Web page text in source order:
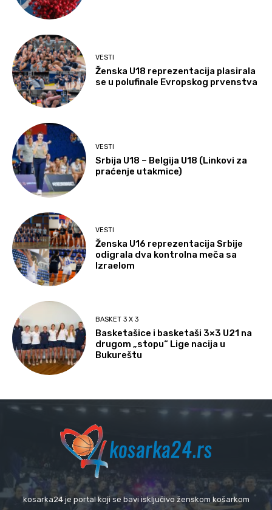
VESTI
Ženska U18 reprezentacija plasirala
se u polufinale Evropskog prvenstva
VESTI
Srbija U18 – Belgija U18 (Linkovi za
praćenje utakmice)
VESTI
Ženska U16 reprezentacija Srbije
odigrala dva kontrolna meča sa
Izraelom
BASKET 3 X 3
Basketašice i basketaši 3×3 U21 na
drugom „stopu“ Lige nacija u
Bukureštu
kosarka24 je portal koji se bavi isključivo ženskom košarkom